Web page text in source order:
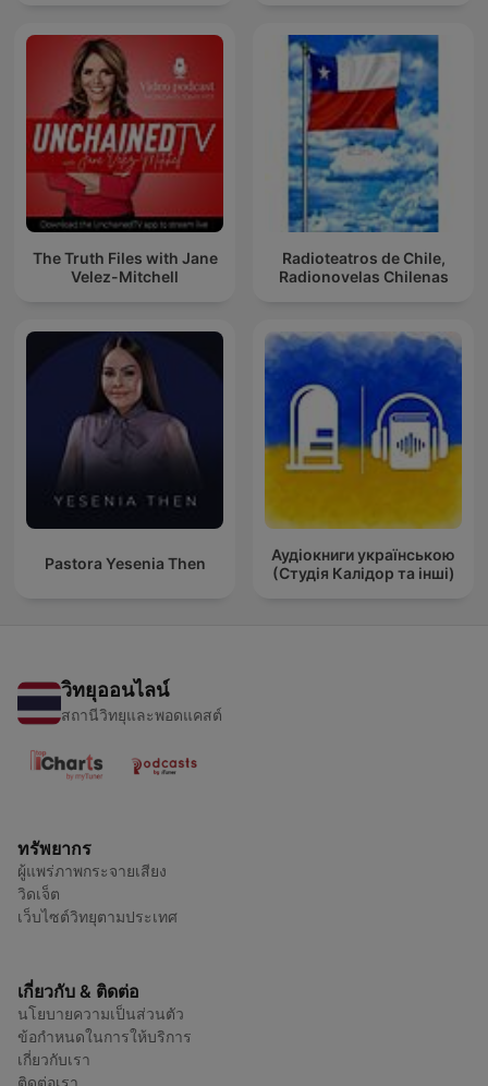
The Truth Files with Jane
Velez-Mitchell
Radioteatros de Chile,
Radionovelas Chilenas
Pastora Yesenia Then
Аудіокниги українською
(Студія Калідор та інші)
วิทยุออนไลน์
สถานีวิทยุและพอดแคสต์
ทรัพยากร
ผู้แพร่ภาพกระจายเสียง
วิดเจ็ต
เว็บไซต์วิทยุตามประเทศ
เกี่ยวกับ & ติดต่อ
นโยบายความเป็นส่วนตัว
ข้อกำหนดในการให้บริการ
เกี่ยวกับเรา